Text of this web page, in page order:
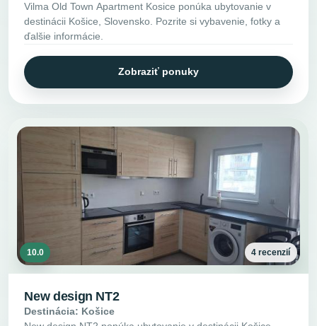
Vilma Old Town Apartment Kosice ponúka ubytovanie v
destinácii Košice, Slovensko. Pozrite si vybavenie, fotky a
ďalšie informácie.
Zobraziť ponuky
10.0 4 recenzií
New design NT2
Destinácia: Košice